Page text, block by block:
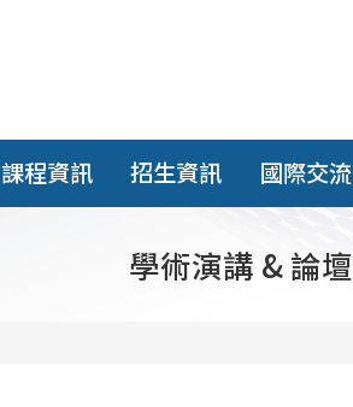
課程資訊 招生資訊 國際交流
學術演講 & 論壇